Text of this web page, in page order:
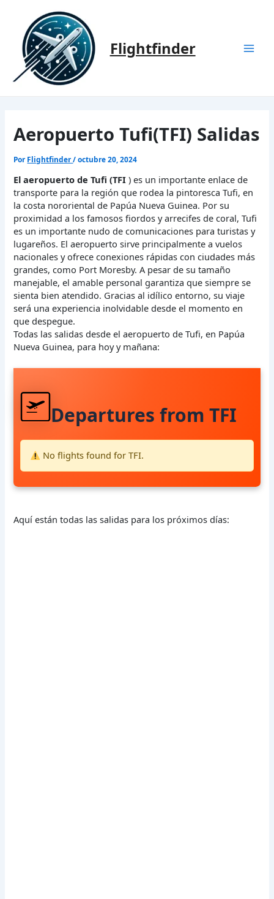
contenido
Flightfinder
Aeropuerto Tufi(TFI) Salidas
Por Flightfinder/octubre 20, 2024
El aeropuerto de Tufi (TFI ) es un importante enlace de
transporte para la región que rodea la pintoresca Tufi, en
la costa nororiental de Papúa Nueva Guinea. Por su
proximidad a los famosos fiordos y arrecifes de coral, Tufi
es un importante nudo de comunicaciones para turistas y
lugareños. El aeropuerto sirve principalmente a vuelos
nacionales y ofrece conexiones rápidas con ciudades más
grandes, como Port Moresby. A pesar de su tamaño
manejable, el amable personal garantiza que siempre se
sienta bien atendido. Gracias al idílico entorno, su viaje
será una experiencia inolvidable desde el momento en
que despegue.
Todas las salidas desde el aeropuerto de Tufi, en Papúa
Nueva Guinea, para hoy y mañana:
Departures from TFI
No flights found for TFI.
Aquí están todas las salidas para los próximos días: